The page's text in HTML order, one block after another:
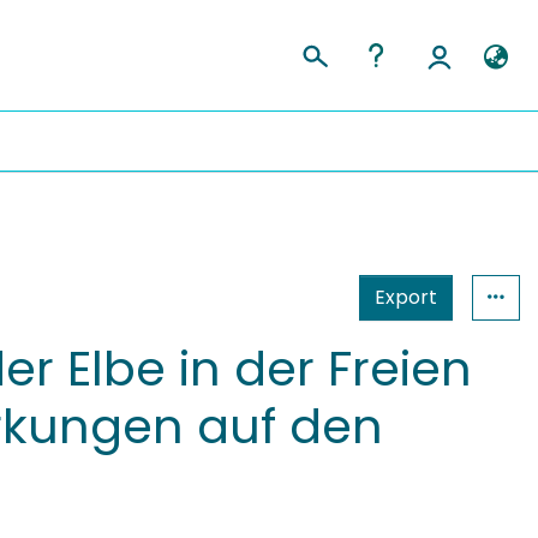
Export
Elbe in der Freien
auf den